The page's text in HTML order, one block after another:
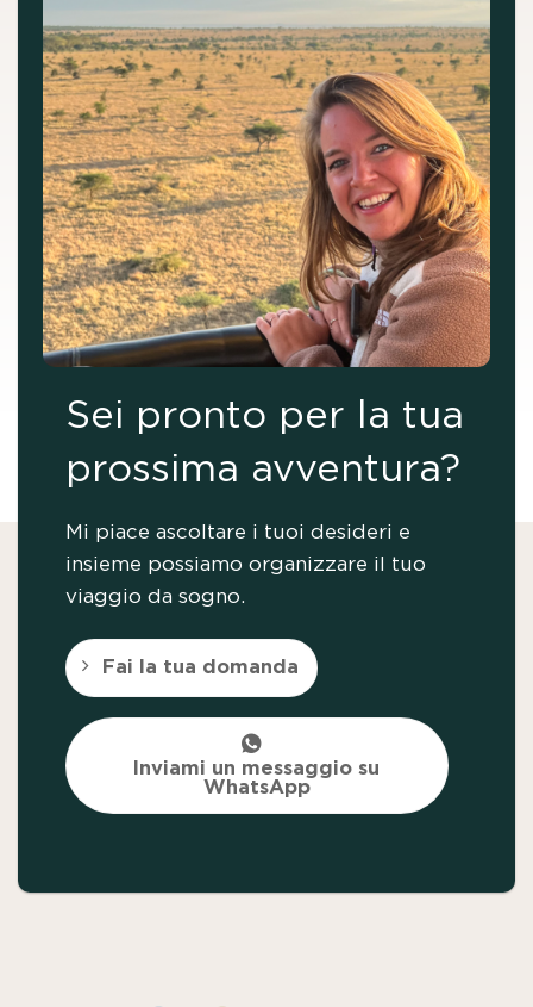
Sei pronto per la tua
prossima avventura?
Mi piace ascoltare i tuoi desideri e
insieme possiamo organizzare il tuo
viaggio da sogno.
Fai la tua domanda
Inviami un messaggio su
WhatsApp